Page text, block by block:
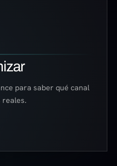
para saber qué canal
reales.